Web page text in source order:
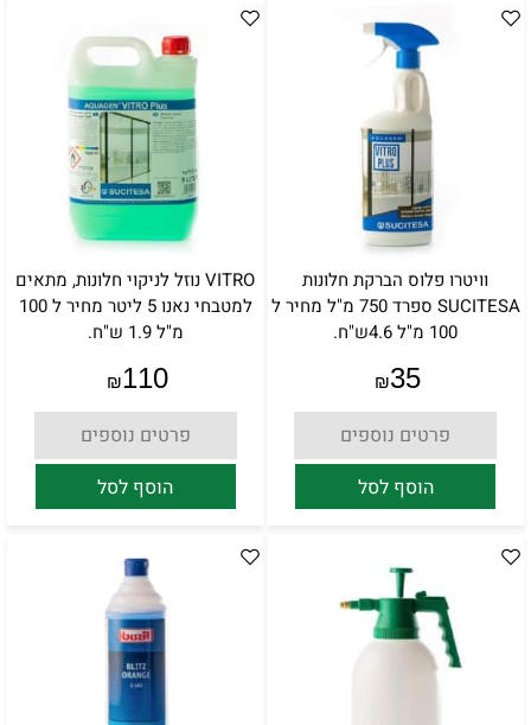
וויטרו פלוס הברקת חלונות
SUCITESA ספרד 750 מ"ל מחיר ל
100 מ"ל 4.6ש"ח.
₪35
פרטים נוספים
הוסף לסל
VITRO נוזל לניקוי חלונות, מתאים
למטבחי נאנו 5 ליטר מחיר ל 100
מ"ל 1.9 ש"ח.
₪110
פרטים נוספים
הוסף לסל